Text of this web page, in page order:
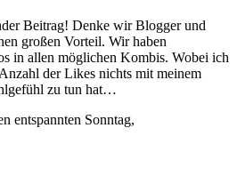
Beitrag! Denke wir Blogger und
großen Vorteil. Wir haben
in allen möglichen Kombis. Wobei ich
der Likes nichts mit meinem
zu tun hat…
entspannten Sonntag,